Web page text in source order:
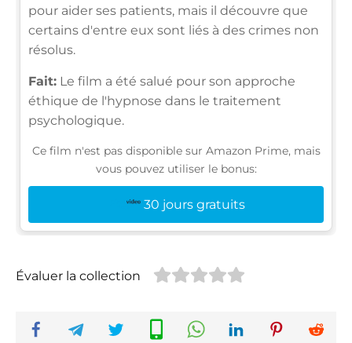
pour aider ses patients, mais il découvre que
certains d'entre eux sont liés à des crimes non
résolus.
Fait: Le film a été salué pour son approche
éthique de l'hypnose dans le traitement
psychologique.
Ce film n'est pas disponible sur Amazon Prime, mais
vous pouvez utiliser le bonus:
30 jours gratuits
Évaluer la collection